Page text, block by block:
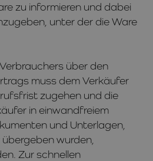
zu informieren und dabei
unter der die Ware
über den
muss dem Verkäufer
zugehen und die
in einwandfreiem
und Unterlagen,
wurden,
Zur schnellen